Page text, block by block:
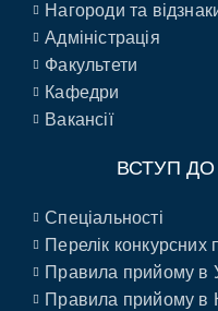
Нагороди та
Адміністрація
Факультети
Кафедри
Вакансії
ВСТУП
Спеціальності
Перелік конкурсних
Правила прийому в
Правила прийому в